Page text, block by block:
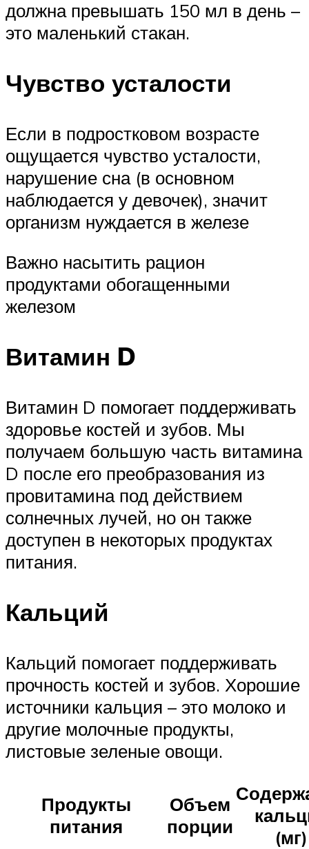
должна превышать 150 мл в день –
это маленький стакан.
Чувство усталости
Если в подростковом возрасте
ощущается чувство усталости,
нарушение сна (в основном
наблюдается у девочек), значит
организм нуждается в железе
Важно насытить рацион
продуктами обогащенными
железом
Витамин D
Витамин D помогает поддерживать
здоровье костей и зубов. Мы
получаем большую часть витамина
D после его преобразования из
провитамина под действием
солнечных лучей, но он также
доступен в некоторых продуктах
питания.
Кальций
Кальций помогает поддерживать
прочность костей и зубов. Хорошие
источники кальция – это молоко и
другие молочные продукты,
листовые зеленые овощи.
Продукты
питания
Объем
порции
(мг)